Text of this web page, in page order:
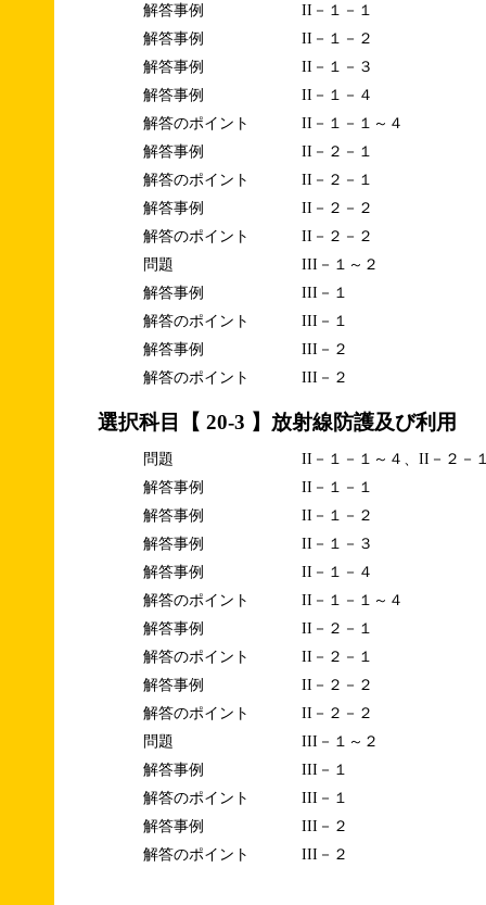
解答事例
II－１－１
解答事例
II－１－２
解答事例
II－１－３
解答事例
II－１－４
解答のポイント
II－１－１～４
解答事例
II－２－１
解答のポイント
II－２－１
解答事例
II－２－２
解答のポイント
II－２－２
問題
III－１～２
解答事例
III－１
解答のポイント
III－１
解答事例
III－２
解答のポイント
III－２
選択科目【 20-3 】放射線防護及び利用
問題
II－１－１～４、II－２－
解答事例
II－１－１
解答事例
II－１－２
解答事例
II－１－３
解答事例
II－１－４
解答のポイント
II－１－１～４
解答事例
II－２－１
解答のポイント
II－２－１
解答事例
II－２－２
解答のポイント
II－２－２
問題
III－１～２
解答事例
III－１
解答のポイント
III－１
解答事例
III－２
解答のポイント
III－２